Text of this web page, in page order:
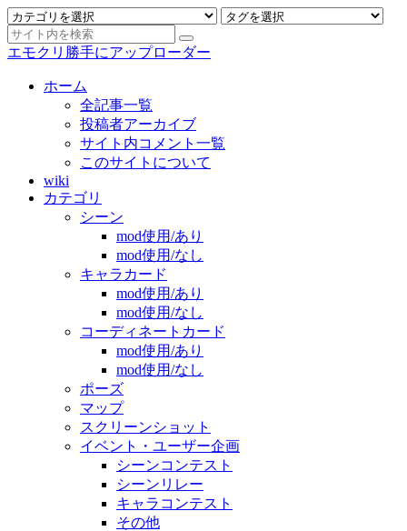
エモクリ勝手にアップローダー
ホーム
全記事一覧
投稿者アーカイブ
サイト内コメント一覧
このサイトについて
wiki
カテゴリ
シーン
mod使用/あり
mod使用/なし
キャラカード
mod使用/あり
mod使用/なし
コーディネートカード
mod使用/あり
mod使用/なし
ポーズ
マップ
スクリーンショット
イベント・ユーザー企画
シーンコンテスト
シーンリレー
キャラコンテスト
その他